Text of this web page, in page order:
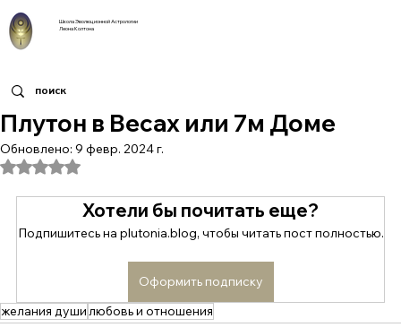
Школа Эволюционной Астрологии
Леона Колтона
Плутон в Весах или 7м Доме
Обновлено: 9 февр. 2024 г.
Оценка: не число из 5 звезд.
Хотели бы почитать еще?
Подпишитесь на plutonia.blog, чтобы читать пост полностью.
Оформить подписку
желания душилюбовь и отношения